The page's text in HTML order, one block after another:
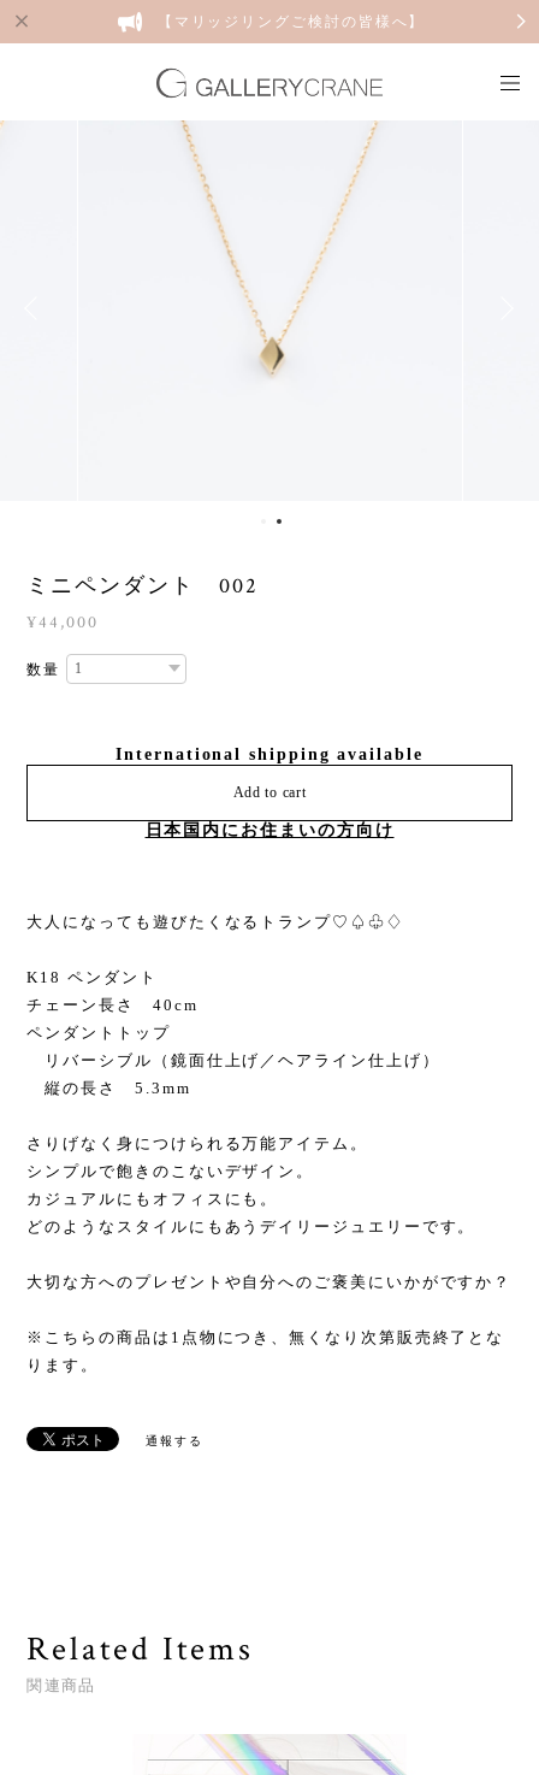
【マリッジリングご検討の皆様へ】
ミニペンダント 002
¥44,000
数量
International shipping available
Add to cart
日本国内にお住まいの方向け
大人になっても遊びたくなるトランプ♡♤♧♢
K18 ペンダント
チェーン長さ 40cm
ペンダントトップ
リバーシブル（鏡面仕上げ／ヘアライン仕上げ）
縦の長さ 5.3mm
さりげなく身につけられる万能アイテム。
シンプルで飽きのこないデザイン。
カジュアルにもオフィスにも。
どのようなスタイルにもあうデイリージュエリーです。
大切な方へのプレゼントや自分へのご褒美にいかがですか？
※こちらの商品は1点物につき、無くなり次第販売終了とな
ります。
通報する
Related Items
関連商品